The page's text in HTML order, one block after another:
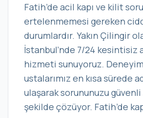
Fatih’de acil kapı ve kilit
ertelenmemesi gereken
durumlardır. Yakın Çilingir
İstanbul’nde 7/24 kesintisiz
hizmeti sunuyoruz.
ustalarımız en kısa sürede
ulaşarak sorununuzu güvenli
şekilde çözüyor. Fatih’de